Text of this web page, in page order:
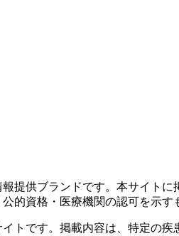
提供ブランドです。本サイト
的資格・医療機関の認可を示す
トです。掲載内容は、特定の